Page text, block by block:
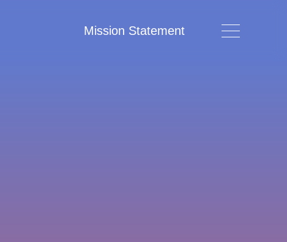
Mission Statement